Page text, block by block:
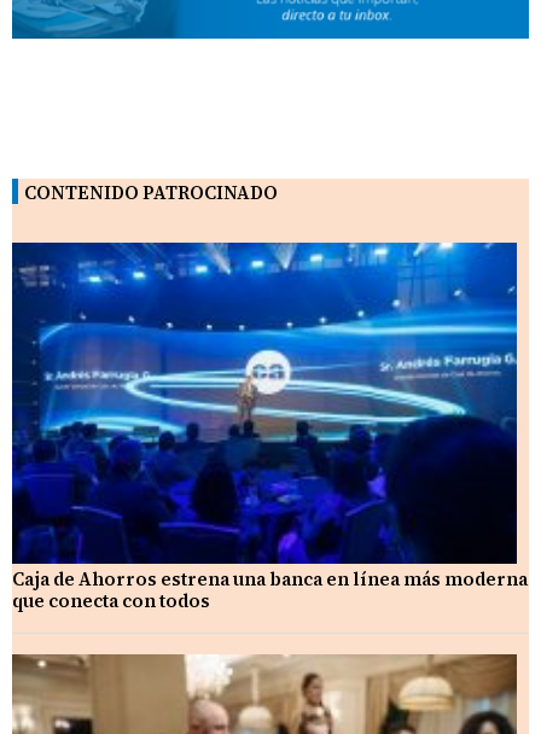
CONTENIDO PATROCINADO
Caja de Ahorros estrena una banca en línea más moderna
que conecta con todos